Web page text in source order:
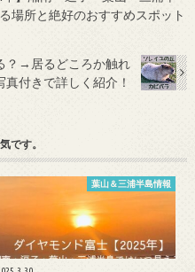
場所と絶好のおすすめスポット
？→居るどころか触れ
真付きで詳しく紹介！
です。
葉山＆三浦半島情報